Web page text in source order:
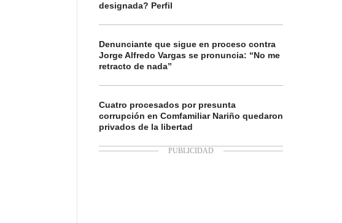
designada? Perfil
Denunciante que sigue en proceso contra
Jorge Alfredo Vargas se pronuncia: “No me
retracto de nada”
Cuatro procesados por presunta
corrupción en Comfamiliar Nariño quedaron
privados de la libertad